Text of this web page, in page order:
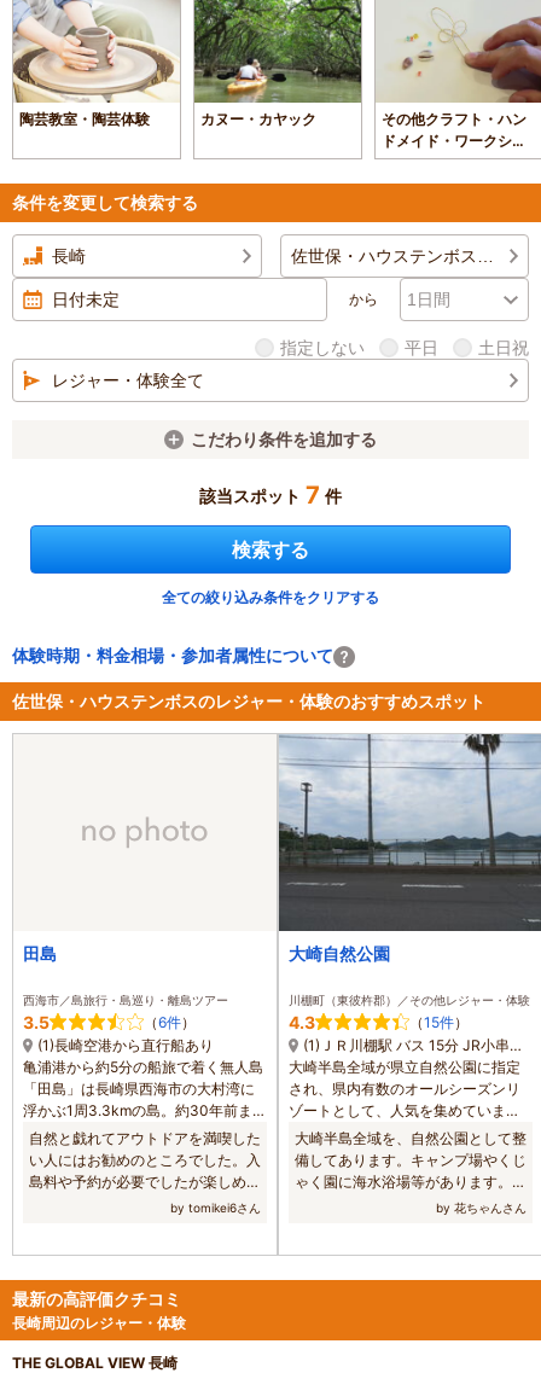
陶芸教室・陶芸体験 カヌー・カヤック
その他クラフト・ハン
ドメイド・ワークショ
ップ
条件を変更して検索する
長崎 佐世保・ハウステンボス全域
から
指定しない 平日 土日祝
レジャー・体験全て
こだわり条件を追加する
該当スポット 7 件
検索する
全ての絞り込み条件をクリアする
体験時期・料金相場・参加者属性について
佐世保・ハウステンボスのレジャー・体験のおすすめスポット
田島
西海市／島旅行・島巡り・離島ツアー
3.5 （6件）
(1)長崎空港から直行船あり
亀浦港から約5分の船旅で着く無人島
「田島」は長崎県西海市の大村湾に
浮かぶ1周3.3kmの島。約30年前まで
人々が住んでいたため、古い家や田
園風景が残る。島にはさまざまな設
備が揃い、ジップラインでターザン
から体験可能なスリリングなアトラ
やシーハウスで遊びながら自然と一
体になれる。今、大注目の九州の新
名所へ出かけよう！
自然と戯れてアウトドアを満喫した
い人にはお勧めのところでした。入
島料や予約が必要でしたが楽しめま
by tomikei6さん
大崎自然公園
川棚町（東彼杵郡）／その他レジャー・体験
4.3 （15件）
(1)ＪＲ川棚駅 バス 15分 JR小串駅 徒歩 30分
大崎半島全域が県立自然公園に指定
され、県内有数のオールシーズンリ
ゾートとして、人気を集めていま
す。くじゃく園を中心に、海水浴場
やキャンプ場、国民宿舎、遊戯施設
が完備されています。とびっきりの
大自然と、海あり緑ありスポーツあ
りの楽しいレジャーランド、大崎自
場 一般・オート その他 その他 くじ
大崎半島全域を、自然公園として整
備してあります。キャンプ場やくじ
ゃく園に海水浴場等があります。温
泉施設も整備されています。by 花ちゃんさん
最新の高評価クチコミ
長崎周辺のレジャー・体験
THE GLOBAL VIEW 長崎